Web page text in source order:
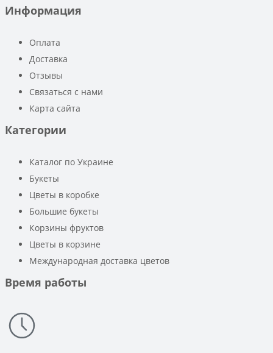
Информация
Оплата
Доставка
Отзывы
Связаться с нами
Карта сайта
Категории
Каталог по Украине
Букеты
Цветы в коробке
Большие букеты
Корзины фруктов
Цветы в корзине
Международная доставка цветов
Время работы